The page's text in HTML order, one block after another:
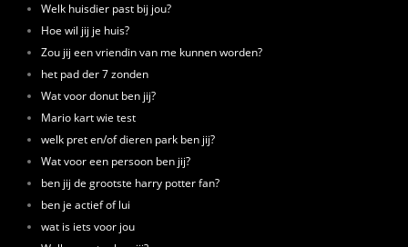
Welk huisdier past bij jou?
Hoe wil jij je huis?
Zou jij een vriendin van me kunnen worden?
het pad der 7 zonden
Wat voor donut ben jij?
Mario kart wie test
welk pret en/of dieren park ben jij?
Wat voor een persoon ben jij?
ben jij de grootste harry potter fan?
ben je actief of lui
wat is iets voor jou